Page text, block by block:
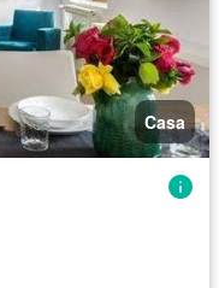
Casa